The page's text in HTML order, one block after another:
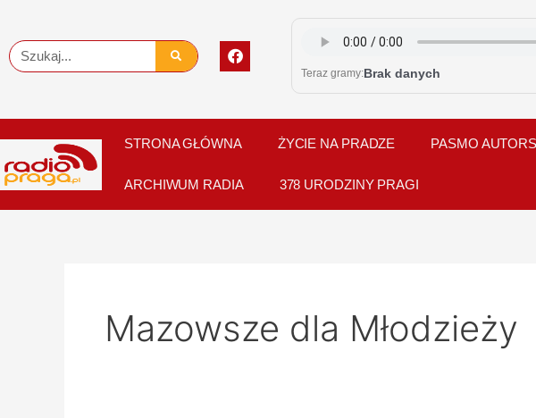
content
Szukaj
F
a
c
o
o
k
Teraz gramy:Brak danych
STRONA GŁÓWNA ŻYCIE NA PRADZE PASMO
ARCHIWUM RADIA 378 URODZINY PRAGI
Mazowsze dla Młodzieży